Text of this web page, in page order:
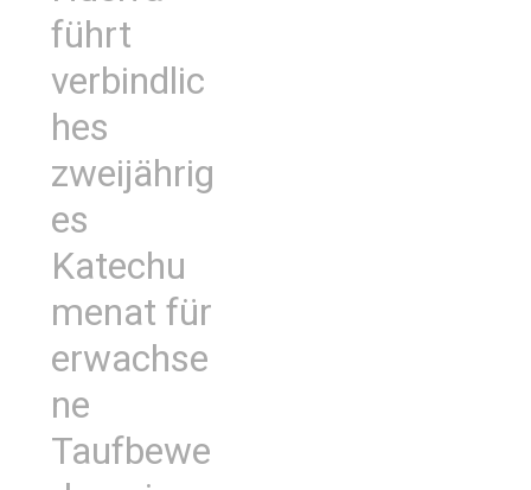
führt
verbindlic
hes
zweijährig
es
Katechu
menat für
erwachse
ne
Taufbewe